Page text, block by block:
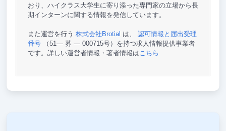
おり、ハイクラス大学生に寄り添った専門家の立場から長
期インターンに関する情報を発信しています。
また運営を行う 株式会社Brotial は、 認可情報と届出受理
番号（51— 募 — 000715号）を持つ求人情報提供事業者
です。詳しい運営者情報・著者情報はこちら